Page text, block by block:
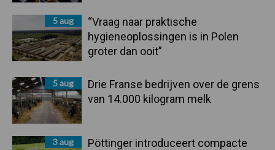
5 aug
“Vraag naar praktische
hygieneoplossingen is in Polen
groter dan ooit”
5 aug
Drie Franse bedrijven over de grens
van 14.000 kilogram melk
3 aug
Pöttinger introduceert compacte